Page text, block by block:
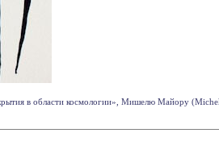
в области космологии», Мишелю Майору